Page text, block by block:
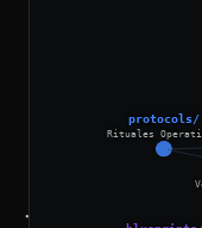
protocols/
Rituales